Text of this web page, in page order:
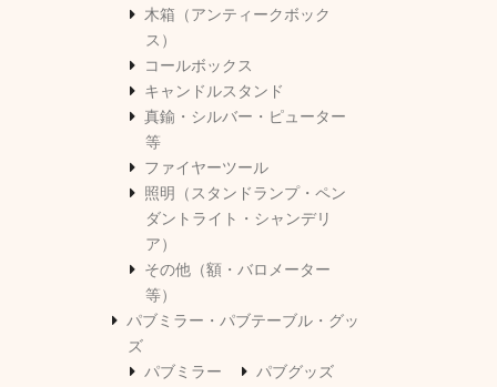
木箱（アンティークボック
ス）
コールボックス
キャンドルスタンド
真鍮・シルバー・ピューター
等
ファイヤーツール
照明（スタンドランプ・ペン
ダントライト・シャンデリ
ア）
その他（額・バロメーター
等）
パブミラー・パブテーブル・グッ
ズ
パブミラー
パブグッズ